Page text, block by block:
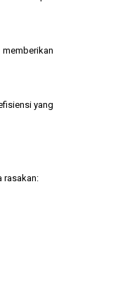
yang
rasakan: